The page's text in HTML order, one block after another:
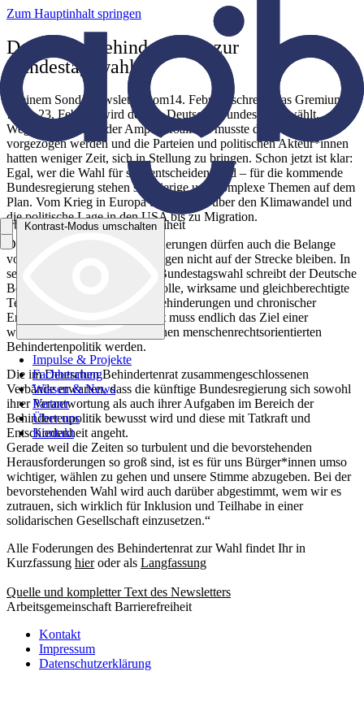
Arbeitsgemeinschaft Barrierefreiheit
Impulse & Projekte
Fachberatung
Wissen & News
Partner
Über uns
Kontakt
Kontrast-Modus umschalten
Impulse & Projekte
Fachberatung
Wissen & News
Partner
Über uns
Kontakt
Zum Hauptinhalt springen
Deutscher Behindertenrat zur
Bundestagswahl
In einem Sondernewsletter vom14. Februar schreibt das Gremium: “
…am 23. Februar wird der 21. Deutsche Bundestag gewählt.
Wegen des Bruchs der Ampel-Koalition musste die Wahl
vorgezogen werden und die Parteien und politischen Akteur*innen
hatten weniger Zeit, sich in Stellung zu bringen. Schon jetzt ist klar:
Egal, wer die Wahl für sich entscheiden wird – für die kommende
Bundesregierung stehen schwierige und komplexe Themen auf dem
Plan. Vom Krieg in Europa und Nahost über den Klimawandel und
die politische Lage in den USA bis zu Migration.
Doch neben diesen Herausforderungen dürfen auch die Belange
von Menschen mit Behinderungen nicht auf der Strecke bleiben. In
seinem Forderungspapier zur Bundestagswahl schreibt der Deutsche
Behindertenrat (DBR): „Die volle, wirksame und gleichberechtigte
Teilhabe von Menschen mit Behinderungen und chronischer
Erkrankung in der Gesellschaft muss endlich das Ziel einer
wirkungsvollen und dynamischen menschenrechtsorientierten
Behindertenpolitik werden.
Die im Deutschen Behindertenrat zusammengeschlossenen
Verbände erwarten, dass die künftige Bundesregierung sich sowohl
ihrer Verantwortung als auch ihrer Aufgaben im Bereich der
Behindertenpolitik bewusst wird und diese mit Tatkraft und
Entschiedenheit angeht.
Gerade weil die Zeiten so turbulent und die bevorstehenden
Herausforderungen so groß sind, ist es für uns Bürger*innen umso
wichtiger, wählen zu gehen und unsere Stimme abzugeben. Bei der
bevorstehenden Wahl wird auch darüber abgestimmt, wem wir es
zutrauen, sich wirklich für Inklusion und Teilhabe in einer
solidarischen Gesellschaft einzusetzen.“
Alle Foderungen des Behindertenrat zur Wahl findet Ihr in
Kurzfassung hieroder als Langfassung
Quelle und kompletter Text des Newsletters
Arbeitsgemeinschaft Barrierefreiheit
Kontakt
Impressum
Datenschutzerklärung